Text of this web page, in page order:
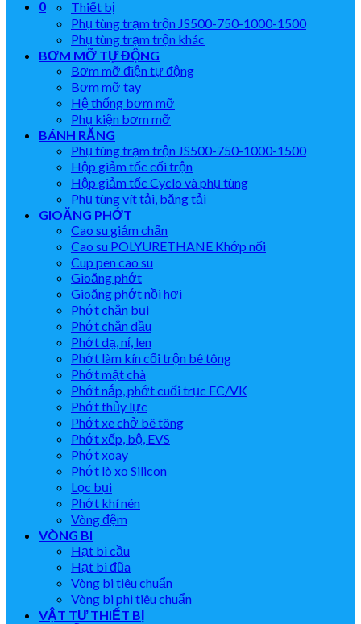
0
Thiết bị
Phụ tùng trạm trộn JS500-750-1000-1500
Phụ tùng trạm trộn khác
BƠM MỠ TỰ ĐỘNG
Bơm mỡ điện tự động
Bơm mỡ tay
Hệ thống bơm mỡ
Phụ kiện bơm mỡ
BÁNH RĂNG
Phụ tùng trạm trộn JS500-750-1000-1500
Hộp giảm tốc cối trộn
Hộp giảm tốc Cyclo và phụ tùng
Phụ tùng vít tải, băng tải
GIOĂNG PHỚT
Cao su giảm chấn
Cao su POLYURETHANE Khớp nối
Cup pen cao su
Gioăng phớt
Gioăng phớt nồi hơi
Phớt chắn bụi
Phớt chắn dầu
Phớt dạ, nỉ, len
Phớt làm kín cối trộn bê tông
Phớt mặt chà
Phớt nắp, phớt cuối trục EC/VK
Phớt thủy lực
Phớt xe chở bê tông
Phớt xếp, bộ, EVS
Phớt xoay
Phớt lò xo Silicon
Lọc bụi
Phớt khí nén
Vòng đệm
VÒNG BI
Hạt bi cầu
Hạt bi đũa
Vòng bi tiêu chuẩn
Vòng bi phi tiêu chuẩn
VẬT TƯ THIẾT BỊ